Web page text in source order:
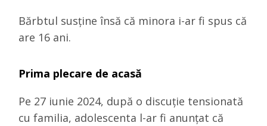
Bărbtul susține însă că minora i-ar fi spus că
are 16 ani.
Prima plecare de acasă
Pe 27 iunie 2024, după o discuție tensionată
cu familia, adolescenta l-ar fi anunțat că